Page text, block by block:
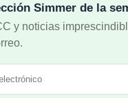
Simmer de la
y noticias